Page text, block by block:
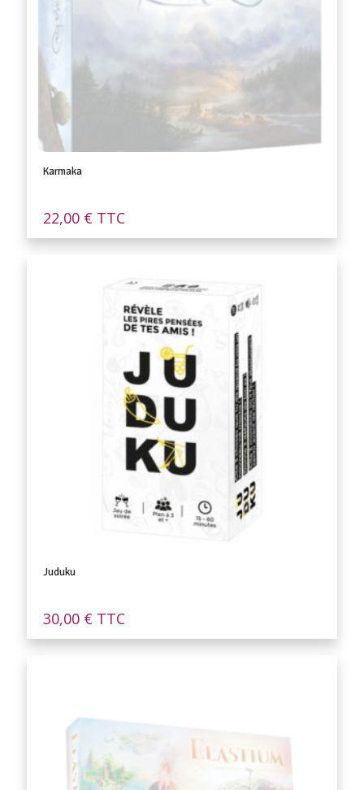
Karmaka
22,00 € TTC
Juduku
30,00 € TTC